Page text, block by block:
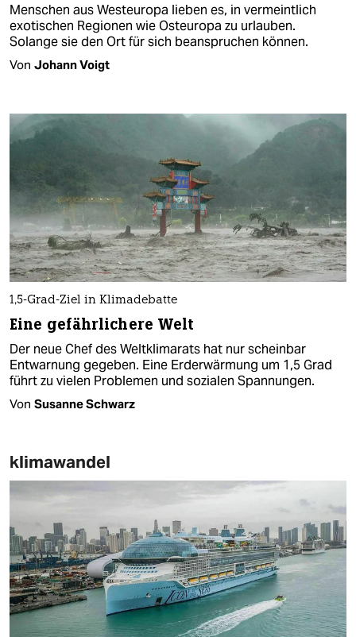
Menschen aus Westeuropa lieben es, in vermeintlich
exotischen Regionen wie Osteuropa zu urlauben.
Solange sie den Ort für sich beanspruchen können.
Von Johann Voigt
1,5-Grad-Ziel in Klimadebatte
Eine gefährlichere Welt
Der neue Chef des Weltklimarats hat nur scheinbar
Entwarnung gegeben. Eine Erderwärmung um 1,5 Grad
führt zu vielen Problemen und sozialen Spannungen.
Von Susanne Schwarz
klimawandel